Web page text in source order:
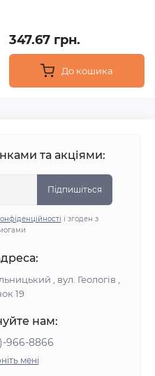
347.67 грн.
До кошика
та акціями:
Підпишіться
і згоден з
, вул. Геологів ,
19
нам:
966-8866
мені